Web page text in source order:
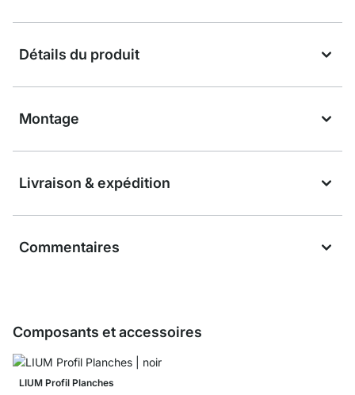
Détails du produit
Montage
Livraison & expédition
Commentaires
Composants et accessoires
LIUM Profil Planches